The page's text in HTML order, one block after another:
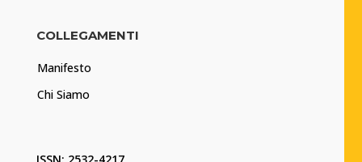
COLLEGAMENTI
Manifesto
Chi Siamo